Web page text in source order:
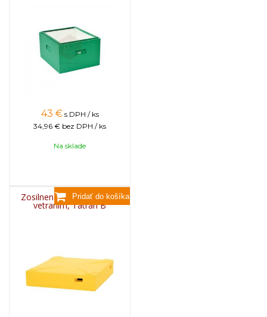
43 € s DPH / ks
34,96 € bez DPH / ks
Na sklade
Zosilnená strieška na úľ s
vetraním, Tatran B